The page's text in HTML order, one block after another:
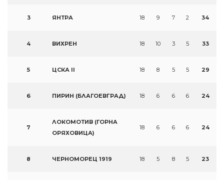
3 ЯНТРА 18 9 7 2 34
4 ВИХРЕН 18 10 3 5 33
5 ЦСКА II 18 8 5 5 29
6 ПИРИН (БЛАГОЕВГРАД) 18 6 6 6 24
7
ЛОКОМОТИВ (ГОРНА
ОРЯХОВИЦА)
18 6 6 6 24
8 ЧЕРНОМОРЕЦ 1919 18 5 8 5 23